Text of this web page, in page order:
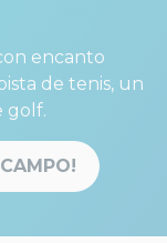
encanto
de tenis, un
golf.